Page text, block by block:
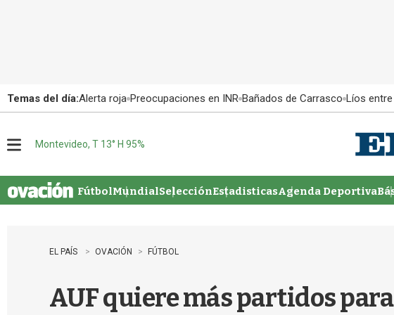
Temas del día:Alerta roja Preocupaciones en INR Bañados de Carrasco Líos
u
Montevideo, T 13° H 95%
FútbolMundialSelecciónEstadisticasAgenda Deportiva
EL PAÍS OVACIÓN FÚTBOL
AUF quiere más partidos